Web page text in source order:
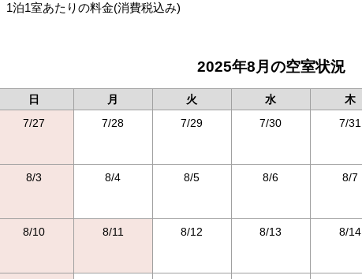
1泊1室あたりの料金(消費税込み)
2025年8月の空室状況
日 月 火 水 木
7/27
7/28 7/29 7/30 7/31
8/3 8/4 8/5 8/6 8/7
8/10 8/11 8/12 8/13 8/14